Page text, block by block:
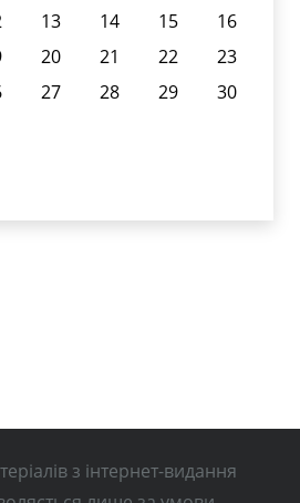
13 14 15
16
20 21 22
23
27 28 29
30
з інтернет-видання